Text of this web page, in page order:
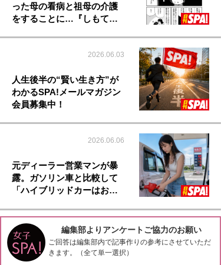
った母の看病と祖母の介護
をすることに…『しもて…
2026.06.03
人生後半の“賢い生き方”が
わかるSPA!メールマガジン
会員募集中！
2026.06.06
元ディーラー営業マンが暴
露。ガソリン車と比較して
「ハイブリッドカーはお…